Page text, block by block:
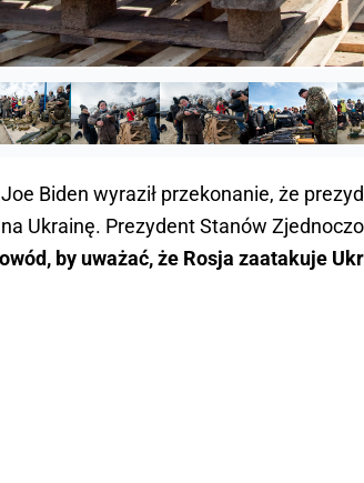
Biden wyraził przekonanie, że
Ukrainę. Prezydent Stanów
by uważać, że Rosja zaatakuje